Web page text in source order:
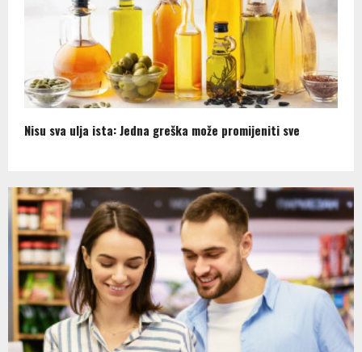
Nisu sva ulja ista: Jedna greška može promijeniti sve